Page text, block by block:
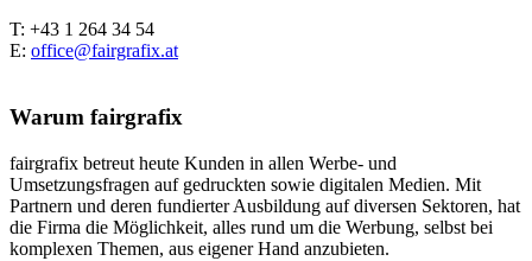
T: +43 1 264 34 54
E: office@fairgrafix.at
Warum fairgrafix
fairgrafix betreut heute Kunden in allen Werbe- und
Umsetzungsfragen auf gedruckten sowie digitalen Medien. Mit
Partnern und deren fundierter Ausbildung auf diversen Sektoren, hat
die Firma die Möglichkeit, alles rund um die Werbung, selbst bei
komplexen Themen, aus eigener Hand anzubieten.